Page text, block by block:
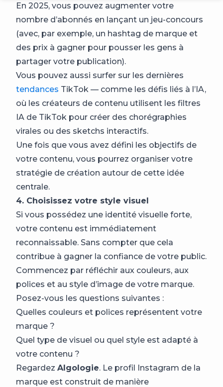
En 2025, vous pouvez augmenter votre
nombre d’abonnés en lançant un jeu-concours
(avec, par exemple, un hashtag de marque et
des prix à gagner pour pousser les gens à
partager votre publication).
Vous pouvez aussi surfer sur les dernières
tendances TikTok — comme les défis liés à l’IA,
où les créateurs de contenu utilisent les filtres
IA de TikTok pour créer des chorégraphies
virales ou des sketchs interactifs.
Une fois que vous avez défini les objectifs de
votre contenu, vous pourrez organiser votre
stratégie de création autour de cette idée
centrale.
4. Choisissez votre style visuel
Si vous possédez une identité visuelle forte,
votre contenu est immédiatement
reconnaissable. Sans compter que cela
contribue à gagner la confiance de votre public.
Commencez par réfléchir aux couleurs, aux
polices et au style d’image de votre marque.
Posez-vous les questions suivantes :
Quelles couleurs et polices représentent votre
marque ?
Quel type de visuel ou quel style est adapté à
votre contenu ?
Regardez Algologie. Le profil Instagram de la
marque est construit de manière